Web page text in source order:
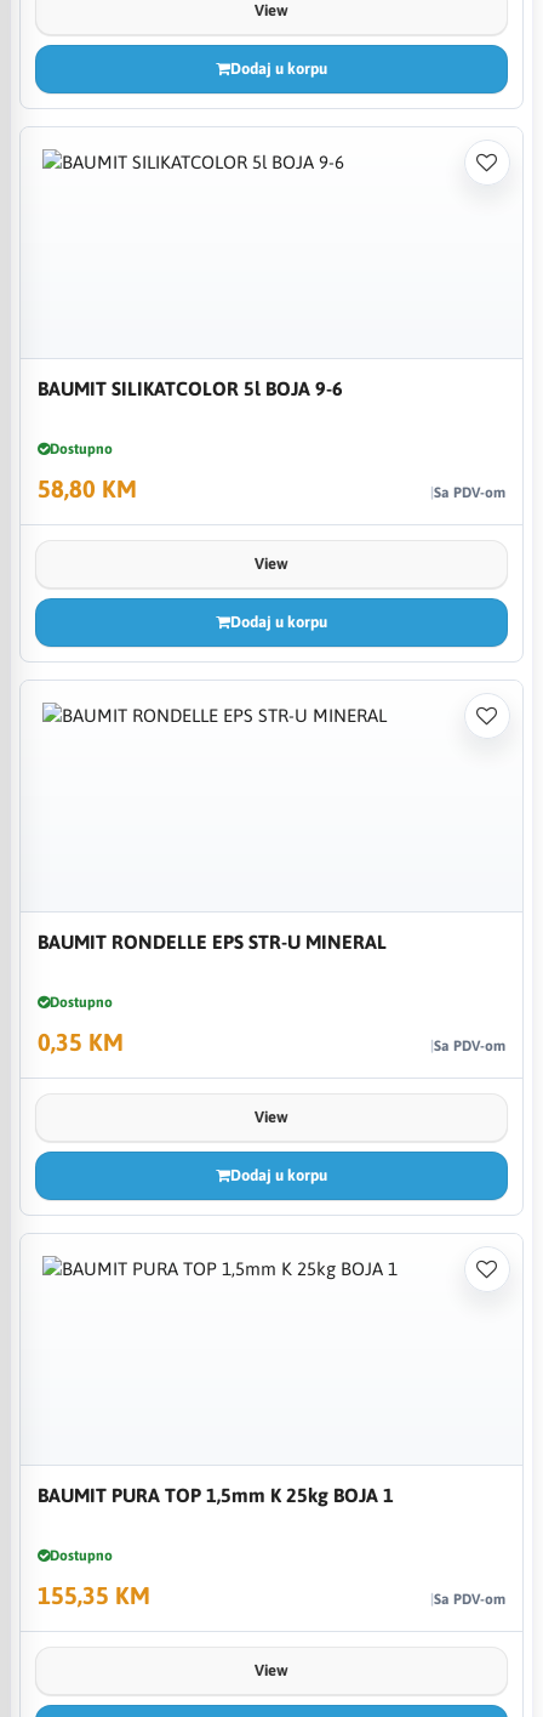
View
Dodaj u korpu
BAUMIT SILIKATCOLOR 5l BOJA 9-6
Dostupno
58,80 KM Sa PDV-om
View
Dodaj u korpu
BAUMIT RONDELLE EPS STR-U MINERAL
Dostupno
0,35 KM Sa PDV-om
View
Dodaj u korpu
BAUMIT PURA TOP 1,5mm K 25kg BOJA 1
Dostupno
155,35 KM Sa PDV-om
View